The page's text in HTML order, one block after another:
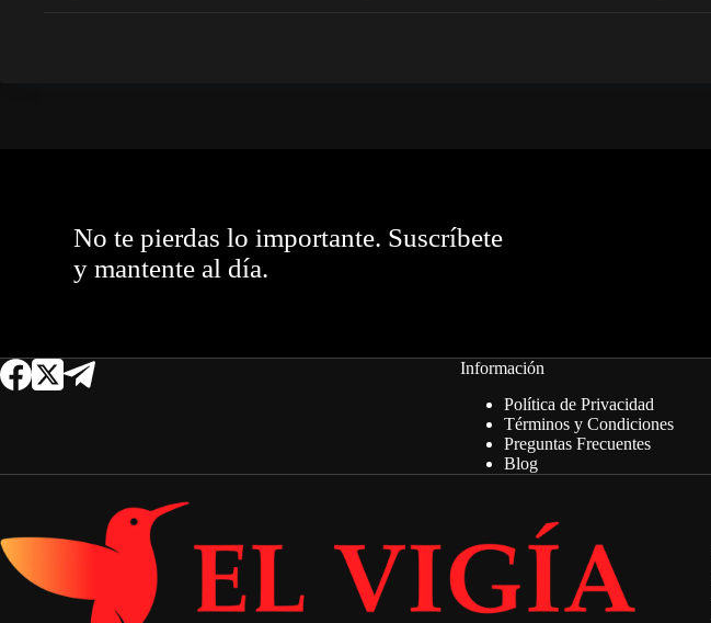
No te pierdas lo importante. Suscríbete
y mantente al día.
Información
Política de Privacidad
Términos y Condiciones
Preguntas Frecuentes
Blog